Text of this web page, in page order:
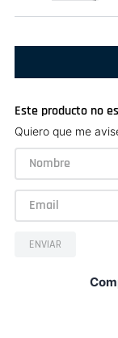
Este producto no
Quiero que me
ENVIAR